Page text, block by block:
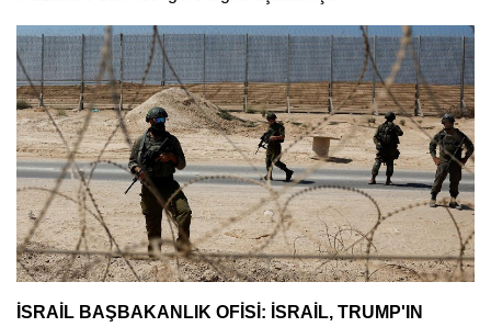
İSRAİL BAŞBAKANLIK OFİSİ: İSRAİL, TRUMP'IN